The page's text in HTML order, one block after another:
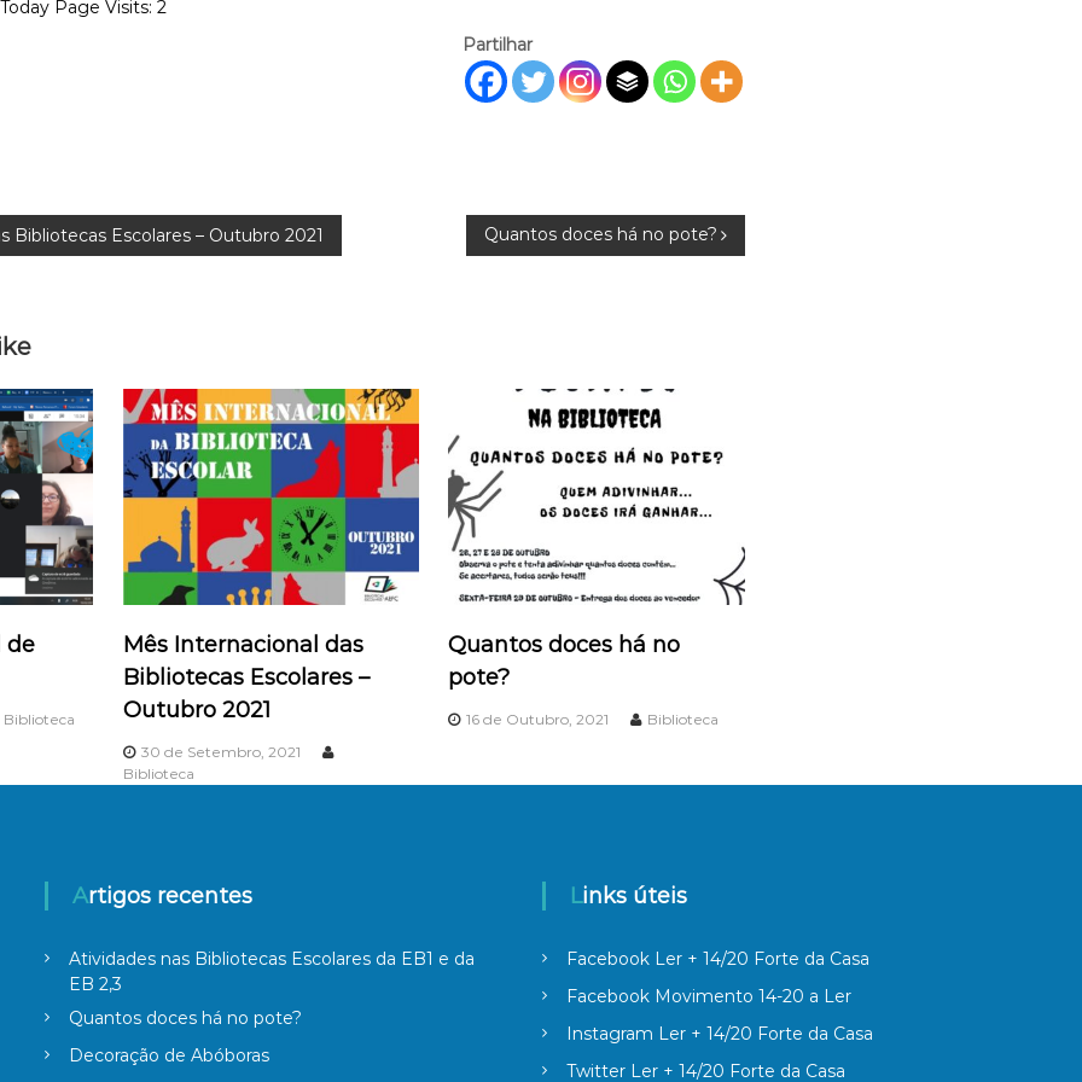
Page Visits: 2
Partilhar
Bibliotecas Escolares – Outubro 2021 Quantos doces há no pote?
de
Biblioteca
Mês Internacional das
Bibliotecas Escolares –
Outubro 2021
30 de Setembro, 2021
Biblioteca
Quantos doces há no
pote?
16 de Outubro, 2021 Biblioteca
Artigos recentes
Atividades nas Bibliotecas Escolares da EB1 e da
EB 2,3
Quantos doces há no pote?
Decoração de Abóboras
Links úteis
Facebook Ler + 14/20 Forte da Casa
Facebook Movimento 14-20 a Ler
Instagram Ler + 14/20 Forte da Casa
Twitter Ler + 14/20 Forte da Casa